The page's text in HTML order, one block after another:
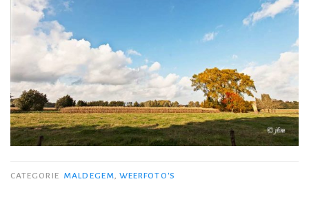
CATEGORIE MALDEGEM, WEERFOTO'S